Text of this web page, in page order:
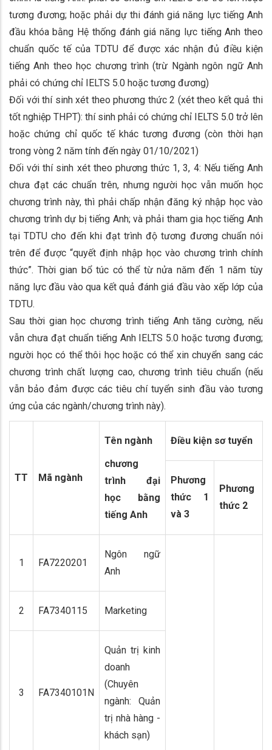
tương đương; hoặc phải dự thi đánh giá năng lực tiếng Anh
đầu khóa bằng Hệ thống đánh giá năng lực tiếng Anh theo
chuẩn quốc tế của TDTU để được xác nhận đủ điều kiện
tiếng Anh theo học chương trình (trừ Ngành ngôn ngữ Anh
phải có chứng chỉ IELTS 5.0 hoặc tương đương)
Đối với thí sinh xét theo phương thức 2 (xét theo kết quả thi
tốt nghiệp THPT): thí sinh phải có chứng chỉ IELTS 5.0 trở lên
hoặc chứng chỉ quốc tế khác tương đương (còn thời hạn
trong vòng 2 năm tính đến ngày 01/10/2021)
Đối với thí sinh xét theo phương thức 1, 3, 4: Nếu tiếng Anh
chưa đạt các chuẩn trên, nhưng người học vẫn muốn học
chương trình này, thì phải chấp nhận đăng ký nhập học vào
chương trình dự bị tiếng Anh; và phải tham gia học tiếng Anh
tại TDTU cho đến khi đạt trình độ tương đương chuẩn nói
trên để được “quyết định nhập học vào chương trình chính
thức”. Thời gian bổ túc có thể từ nửa năm đến 1 năm tùy
năng lực đầu vào qua kết quả đánh giá đầu vào xếp lớp của
TDTU.
Sau thời gian học chương trình tiếng Anh tăng cường, nếu
vẫn chưa đạt chuẩn tiếng Anh IELTS 5.0 hoặc tương đương;
người học có thể thôi học hoặc có thể xin chuyển sang các
chương trình chất lượng cao, chương trình tiêu chuẩn (nếu
vẫn bảo đảm được các tiêu chí tuyển sinh đầu vào tương
ứng của các ngành/chương trình này).
TT Mã ngành
Tên ngành
chương
trình đại
học bằng
tiếng Anh
Điều kiện sơ tuyển
Phương
thức 1
và 3
Phương
thức 2
1 FA7220201
Ngôn ngữ
Anh
2 FA7340115 Marketing
3 FA7340101N
Quản trị kinh
doanh
(Chuyên
ngành: Quản
trị nhà hàng -
khách sạn)